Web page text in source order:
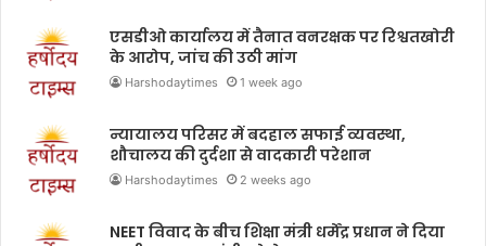
एसडीओ कार्यालय में तैनात वनरक्षक पर रिश्वतखोरी
के आरोप, जांच की उठी मांग
Harshodaytimes 1 week ago
न्यायालय परिसर में बदहाल सफाई व्यवस्था,
शौचालय की दुर्दशा से वादकारी परेशान
Harshodaytimes 2 weeks ago
NEET विवाद के बीच शिक्षा मंत्री धर्मेंद्र प्रधान ने दिया